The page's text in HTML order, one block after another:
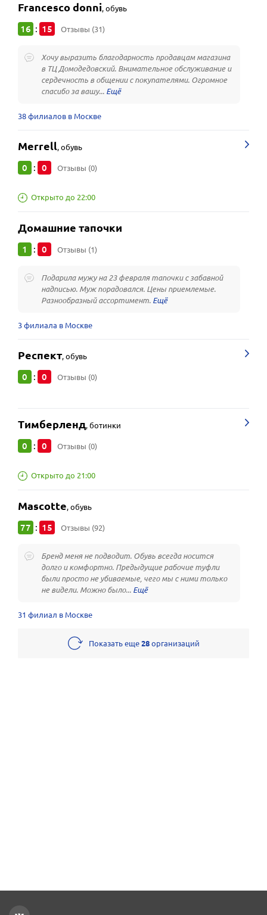
Francesco donni,обувь
16 : 15 Отзывы (31)
Хочу выразить благодарность продавцам магазина
в ТЦ Домодедовский. Внимательное обслуживание и
сердечность в общении с покупателями. Огромное
спасибо за вашу...
38 филиалов в Москве
Merrell,обувь
0 : 0 Отзывы (0)
Открыто до 22:00
Домашние тапочки
1 : 0 Отзывы (1)
Подарила мужу на 23 февраля тапочки с забавной
надписью. Муж порадовался. Цены приемлемые.
Разнообразный ассортимент.
3 филиала в Москве
Респект,обувь
0 : 0 Отзывы (0)
Тимберленд,ботинки
0 : 0 Отзывы (0)
Открыто до 21:00
Mascotte,обувь
77 : 15 Отзывы (92)
Бренд меня не подводит. Обувь всегда носится
долго и комфортно. Предыдущие рабочие туфли
были просто не убиваемые, чего мы с ними только
не видели. Можно было...
31 филиал в Москве
Показать еще28организаций